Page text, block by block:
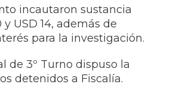
incautaron sustancia
USD 14, además de
para la investigación.
de 3º Turno dispuso la
detenidos a Fiscalía.